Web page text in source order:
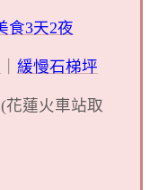
食3天2夜
緩慢石梯坪
(花蓮火車站取